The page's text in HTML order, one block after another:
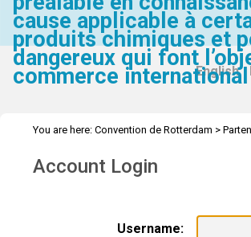
cause applicable à
produits chimiques et
dangereux qui font
commerce international
English|
You are here: Convention de Rotterdam >
Account Login
Username: